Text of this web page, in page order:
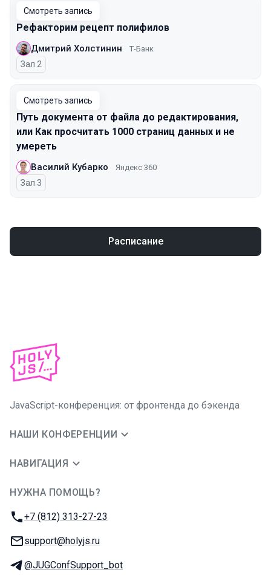
Смотреть запись
Рефакторим рецепт полифилов
Дмитрий Холстинин Т-Банк
Зал 2
Смотреть запись
Путь документа от файла до редактирования,
или Как просчитать 1000 страниц данных и не
умереть
Василий Кубарко Яндекс 360
Зал 3
Расписание
JavaScript-конференция: от фронтенда до бэкенда
НАШИ КОНФЕРЕНЦИИ
НАВИГАЦИЯ
НУЖНА ПОМОЩЬ?
Телефон:
+7 (812) 313-27-23
E-mail:
support@holyjs.ru
Телеграм:
@JUGConfSupport_bot